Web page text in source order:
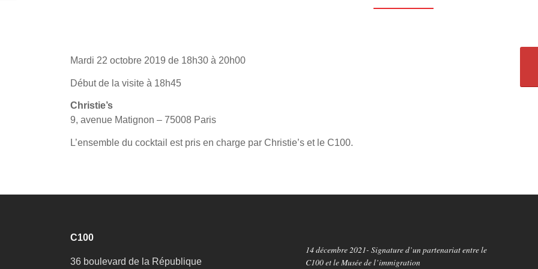
Mardi 22 octobre 2019 de 18h30 à 20h00
Début de la visite à 18h45
Christie’s
9, avenue Matignon – 75008 Paris
L’ensemble du cocktail est pris en charge par Christie’s et le C100.
C100
36 boulevard de la République
14 décembre 2021- Signature d’un partenariat entre le
C100 et le Musée de l’immigration